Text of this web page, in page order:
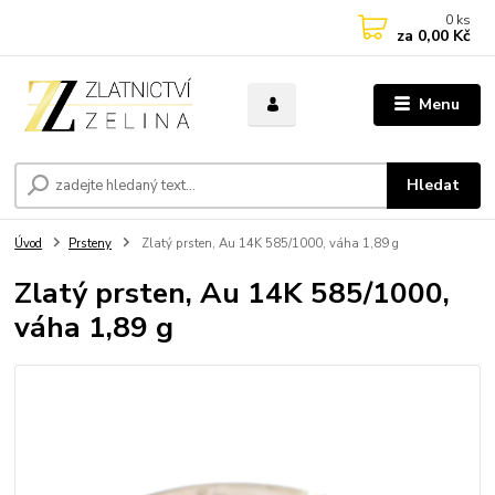
Menu
Hledat
0 ks
za 0,00 Kč
Úvod Prsteny Zlatý prsten, Au 14K 585/1000, váha 1,89 g
Zlatý prsten, Au 14K 585/1000,
váha 1,89 g